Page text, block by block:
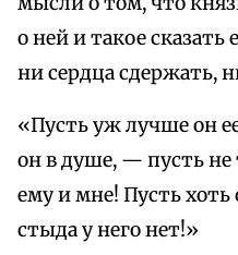
о ней и такое
ни сердца сдержать,
«Пусть уж лучше он
он в душе, — пусть не
ему и мне! Пусть хоть
стыда у него нет!»